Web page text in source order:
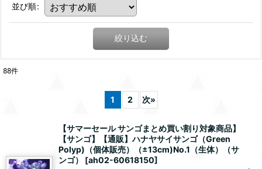
並び順:
絞り込む
88件
1 2 次»
【サマーセール サンゴまとめ買い割り対象商品】
【サンゴ】【通販】ハナヤサイサンゴ（Green
Polyp)（個体販売）（±13cm)No.1（生体）（サ
ンゴ）
[ah02-60618150]